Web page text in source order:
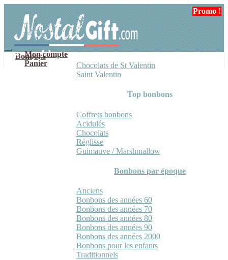
navigation
contenu
Mon compte
Panier
Bonbons
Chocolats de St Valentin
Saint Valentin
Top bonbons
Coffrets bonbons
Acidulés
Chocolats
Réglisse
Guimauve / Marshmallow
Bonbons par époque
Anciens
Bonbons des années 60
Bonbons des années 70
Bonbons des années 80
Bonbons des années 90
Bonbons des années 2000
Bonbons pour les enfants
Traditionnels
Promo !
Promo !
Promo !
Promo !